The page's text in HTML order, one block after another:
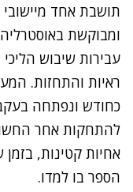
ומבוקשת
עבירות שיבוש
ראיות והתחזות.
כחודש ונפתחה
להתחקות אחר
אחיות קטינות,
הספר בו למדו.